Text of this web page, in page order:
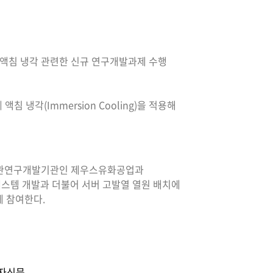
침 냉각 관련한 신규 연구개발과제 수행
액침 냉각(Immersion Cooling)을 적용해
구개발기관인 제우스유화공업과
템 개발과 더불어 서버 고발열 열원 배치에
참여한다.